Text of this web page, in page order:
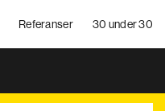
Referanser 30 under 30